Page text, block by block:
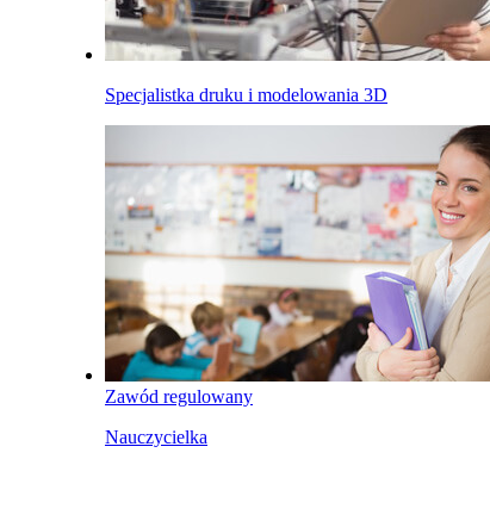
Specjalistka druku i modelowania 3D
Zawód regulowany
Nauczycielka